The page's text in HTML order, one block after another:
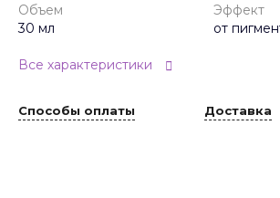
Объем
30 мл
Эффект
от
Все характеристики
Способы оплаты Доставка